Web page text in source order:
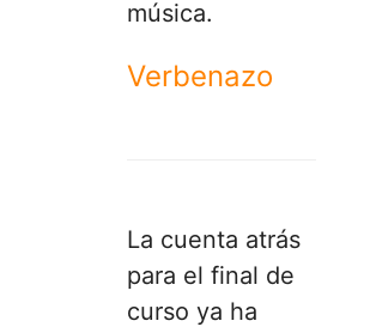
música.
Verbenazo
La cuenta atrás
para el final de
curso ya ha